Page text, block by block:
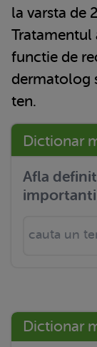
la varsta de
Tratamentul
functie de
dermatolog
ten.
Dictionar
Afla
Dictionar